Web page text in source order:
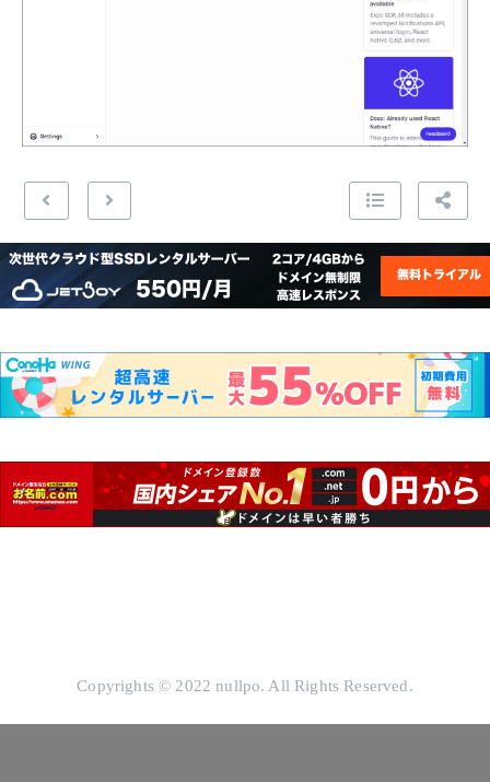
Copyrights © 2022 nullpo. All Rights Reserved.